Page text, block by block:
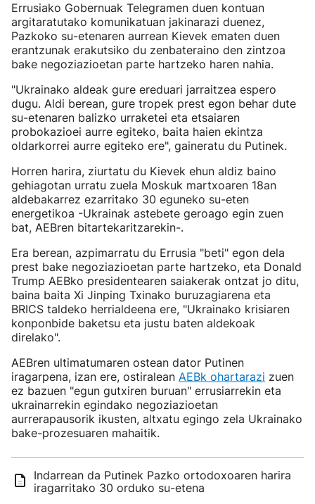
Errusiako Gobernuak Telegramen duen kontuan
argitaratutako komunikatuan jakinarazi duenez,
Pazkoko su-etenaren aurrean Kievek ematen duen
erantzunak erakutsiko du zenbateraino den zintzoa
bake negoziazioetan parte hartzeko haren nahia.
"Ukrainako aldeak gure ereduari jarraitzea espero
dugu. Aldi berean, gure tropek prest egon behar dute
su-etenaren balizko urraketei eta etsaiaren
probokazioei aurre egiteko, baita haien ekintza
oldarkorrei aurre egiteko ere", gaineratu du Putinek.
Horren harira, ziurtatu du Kievek ehun aldiz baino
gehiagotan urratu zuela Moskuk martxoaren 18an
aldebakarrez ezarritako 30 eguneko su-eten
energetikoa -Ukrainak astebete geroago egin zuen
bat, AEBren bitartekaritzarekin-.
Era berean, azpimarratu du Errusia "beti" egon dela
prest bake negoziazioetan parte hartzeko, eta Donald
Trump AEBko presidentearen saiakerak ontzat jo ditu,
baina baita Xi Jinping Txinako buruzagiarena eta
BRICS taldeko herrialdeena ere, "Ukrainako krisiaren
konponbide baketsu eta justu baten aldekoak
direlako".
AEBren ultimatumaren ostean dator Putinen
iragarpena, izan ere, ostiralean AEBk ohartarazi zuen
ez bazuen "egun gutxiren buruan" errusiarrekin eta
ukrainarrekin egindako negoziazioetan
aurrerapausorik ikusten, altxatu egingo zela Ukrainako
bake-prozesuaren mahaitik.
Indarrean da Putinek Pazko ortodoxoaren harira
iragarritako 30 orduko su-etena